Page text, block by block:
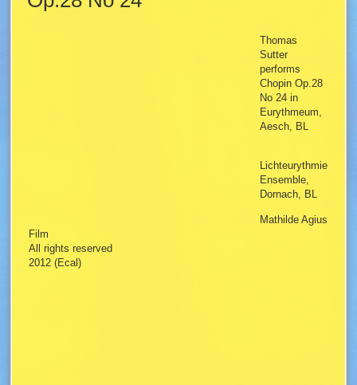
Thomas
Sutter
performs
Chopin Op.28
No 24 in
Eurythmeum,
Aesch, BL
Lichteurythmie
Ensemble,
Dornach, BL
Mathilde Agius
Film
All rights reserved
2012 (Ecal)